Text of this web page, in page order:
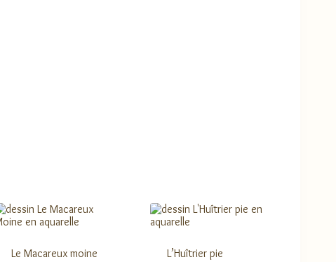
Le Macareux moine L’Huîtrier pie